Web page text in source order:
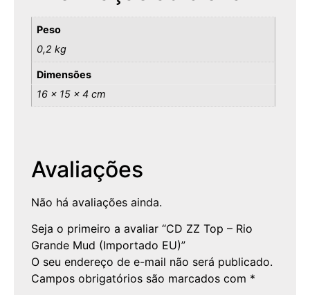
Peso
0,2 kg
Dimensões
16 × 15 × 4 cm
Avaliações
Não há avaliações ainda.
Seja o primeiro a avaliar “CD ZZ Top – Rio
Grande Mud (Importado EU)”
O seu endereço de e-mail não será publicado.
Campos obrigatórios são marcados com *